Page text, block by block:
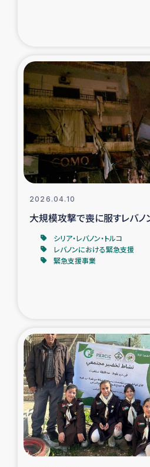
コーヒー生産
アイナロ県マウベシ郡での
ベイルート大規模
女性の生計
アグロフォレストリー
2026.04.10
大規模攻撃で喪に服すレバノ
シリア・レバノン・トルコ
レバノンにおける緊急支援
緊急支援事業